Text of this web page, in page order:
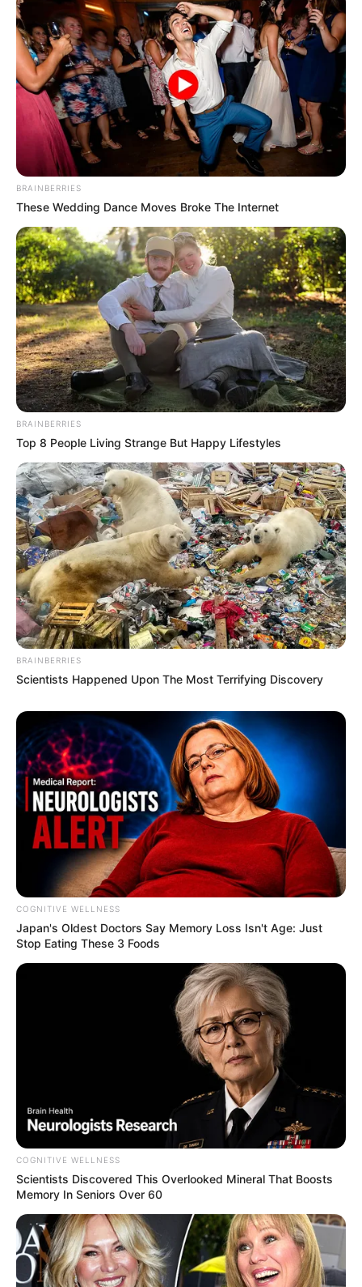
BRAINBERRIES
These Wedding Dance Moves Broke The Internet
BRAINBERRIES
Top 8 People Living Strange But Happy Lifestyles
BRAINBERRIES
Scientists Happened Upon The Most Terrifying Discovery
COGNITIVE WELLNESS
Japan's Oldest Doctors Say Me​mory Lo​ss Isn't Age: Just
Stop Eating These 3 Foods
COGNITIVE WELLNESS
Scientists Discovered This Overlooked Mineral That Boosts
Memory In Seniors Over 60